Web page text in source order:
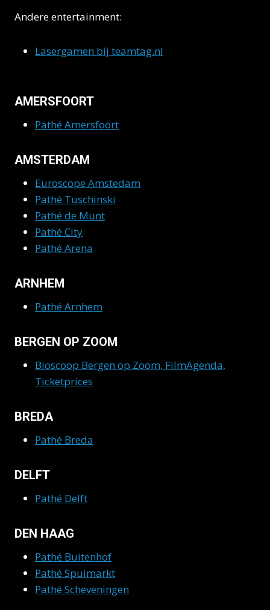
Andere entertainment:
Lasergamen bij teamtag.nl
AMERSFOORT
Pathé Amersfoort
AMSTERDAM
Euroscope Amstedam
Pathé Tuschinski
Pathé de Munt
Pathé City
Pathé Arena
ARNHEM
Pathé Arnhem
BERGEN OP ZOOM
Bioscoop Bergen op Zoom, FilmAgenda,
Ticketprices
BREDA
Pathé Breda
DELFT
Pathé Delft
DEN HAAG
Pathé Buitenhof
Pathé Spuimarkt
Pathé Scheveningen